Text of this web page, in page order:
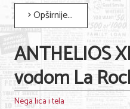
KONTAKT
O NAMA
Opširnije...
ANTHELIOS
vodom La
Nega lica i tela